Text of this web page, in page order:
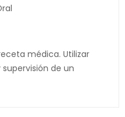
médica. Utilizar
de un